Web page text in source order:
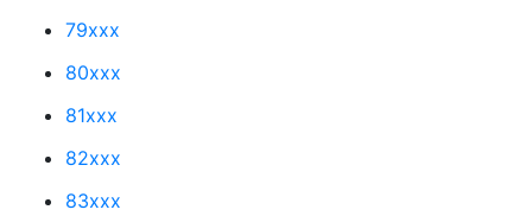
79xxx
80xxx
81xxx
82xxx
83xxx